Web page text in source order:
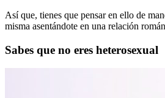
Así que, tienes que pensar en ello de
misma asentándote en una relación
Sabes que no eres heterosexual